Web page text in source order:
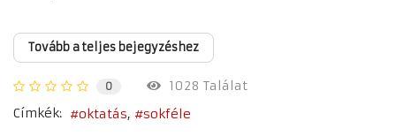
Tovább a teljes bejegyzéshez
0
1028 Találat
Címkék:
oktatás sokféle